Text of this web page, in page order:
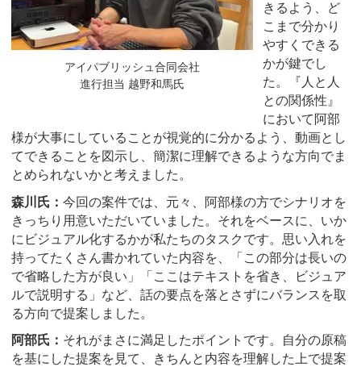
アイパブリッシュ合同会社
進行担当 越野和馬氏
きるよう、ど
こまで分かり
やすくできる
かが鍵でし
た。『人と人
との関係性』
において阿部
様が大事にしていることが視覚的に分かるよう、動画とし
てできることを図示し、簡潔に理解できるような方向でま
とめられないかと考えました。
森川氏： 今回の案件では、元々、阿部様の方でシナリオを
きっちり用意いただいていました。それをベースに、いか
にビジュアル化するかが私たちのタスクです。思い入れを
持ってたくさん書かれていた内容を、「この部分は長いの
で省略した方が良い」「ここはテキストを省き、ビジュア
ルで説明する」など、話の要点を落とさずにバランスを取
る方向で提案しました。
阿部氏： それがまさに満足したポイントです。自分の原稿
を基にした提案を見て、きちんと内容を理解した上で提案